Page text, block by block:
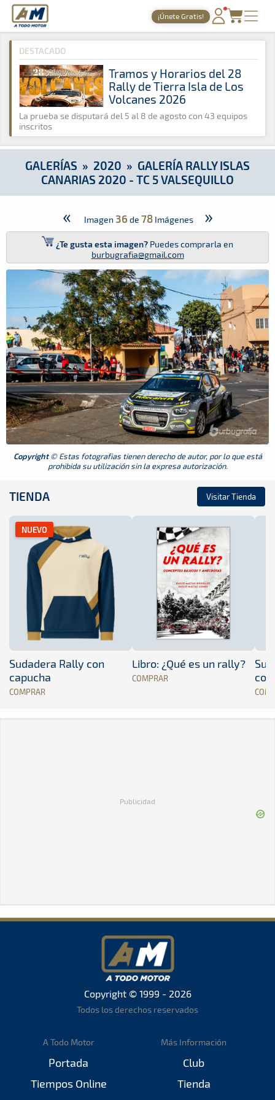
A Todo Motor · Revista del motor desde 1999
¡Únete Gratis!
PORTADA
TIEMPOS ONLINE
NOTICIAS
AGENDA
GALERÍAS
TIENDA
ARCHIVO
A Todo Motor » Galerías » 2020 » Galería Rally Islas Canarias
DESTACADO
Tramos y Horarios del 28
Rally de Tierra Isla de Los
Volcanes 2026
La prueba se disputará del 5 al 8 de agosto con 43 equipos
inscritos
GALERÍAS » 2020 » GALERÍA RALLY ISLAS
CANARIAS 2020 - TC 5 VALSEQUILLO
« Imagen 36 de 78Imágenes »
¿Te gusta esta imagen? Puedes comprarla en
burbugrafia@gmail.com
Copyright© Estas fotografias tienen derecho de autor, por lo que está
prohibida su utilización sin la expresa autorización.
TIENDA Visitar Tienda
NUEVO
Sudadera Rally con
capucha
COMPRAR
Libro: ¿Qué es un rally?
COMPRAR
Publicidad
Copyright © 1999 - 2026
Todos los derechos reservados
A Todo Motor
Portada
Tiempos Online
Más Información
Club
Tienda